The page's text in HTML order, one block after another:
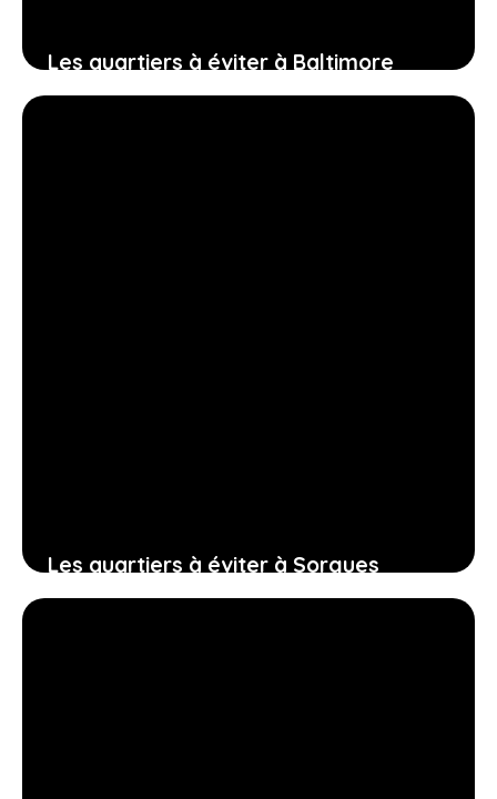
Les quartiers à éviter à Baltimore
3 février 2026
Les quartiers à éviter à Sorgues
29 janvier 2026